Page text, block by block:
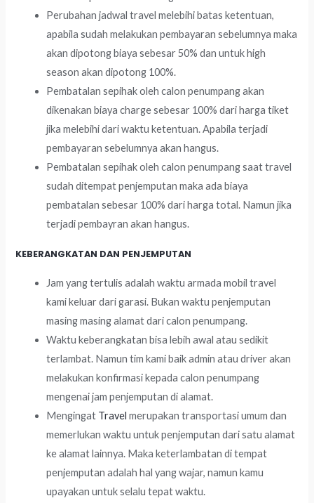
Perubahan jadwal travel melebihi batas ketentuan,
apabila sudah melakukan pembayaran sebelumnya maka
akan dipotong biaya sebesar 50% dan untuk high
season akan dipotong 100%.
Pembatalan sepihak oleh calon penumpang akan
dikenakan biaya charge sebesar 100% dari harga tiket
jika melebihi dari waktu ketentuan. Apabila terjadi
pembayaran sebelumnya akan hangus.
Pembatalan sepihak oleh calon penumpang saat travel
sudah ditempat penjemputan maka ada biaya
pembatalan sebesar 100% dari harga total. Namun jika
terjadi pembayran akan hangus.
KEBERANGKATAN DAN PENJEMPUTAN
Jam yang tertulis adalah waktu armada mobil travel
kami keluar dari garasi. Bukan waktu penjemputan
masing masing alamat dari calon penumpang.
Waktu keberangkatan bisa lebih awal atau sedikit
terlambat. Namun tim kami baik admin atau driver akan
melakukan konfirmasi kepada calon penumpang
mengenai jam penjemputan di alamat.
Mengingat Travel merupakan transportasi umum dan
memerlukan waktu untuk penjemputan dari satu alamat
ke alamat lainnya. Maka keterlambatan di tempat
penjemputan adalah hal yang wajar, namun kamu
upayakan untuk selalu tepat waktu.